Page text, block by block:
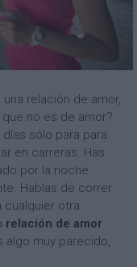
relación de amor,
no es de amor?
sólo para para
en carreras. Has
por la noche
Hablas de correr
otra
relación de amor
algo muy parecido,